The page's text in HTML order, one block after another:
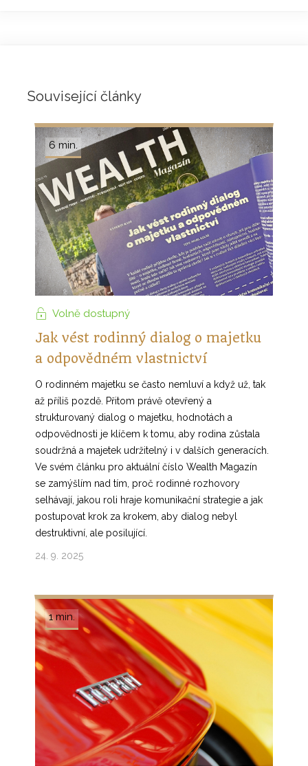
Související články
Volně dostupný
Jak vést rodinný dialog o majetku
a odpovědném vlastnictví
O rodinném majetku se často nemluví a když už, tak
až příliš pozdě. Přitom právě otevřený a
strukturovaný dialog o majetku, hodnotách a
odpovědnosti je klíčem k tomu, aby rodina zůstala
soudržná a majetek udržitelný i v dalších generacích.
Ve svém článku pro aktuální číslo Wealth Magazín
se zamýšlím nad tím, proč rodinné rozhovory
selhávají, jakou roli hraje komunikační strategie a jak
postupovat krok za krokem, aby dialog nebyl
destruktivní, ale posilující.
24. 9. 2025
6 min.
1 min.